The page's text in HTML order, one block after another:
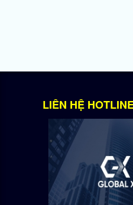
LIÊN HỆ